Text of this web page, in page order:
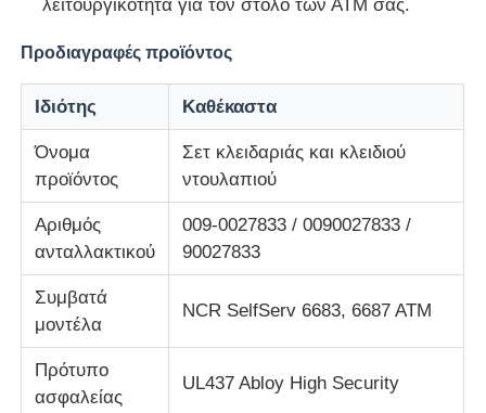
Τμήματα ATM Diebold
Ανταλλακτικά NCR ATM
Ανταλλακτικά Wincor ATM
Τμήματα ΑΤΜ Hyosung
Τμήματα Fujitsu ATM
Τμήματα ATM Hitachi
λειτουργικότητα για τον στόλο των ΑΤΜ σας.
Προδιαγραφές προϊόντος
Ιδιότης Καθέκαστα
Όνομα
προϊόντος
Σετ κλειδαριάς και κλειδιού
ντουλαπιού
Αριθμός
ανταλλακτικού
009-0027833 / 0090027833 /
90027833
Συμβατά
μοντέλα
NCR SelfServ 6683, 6687 ATM
Πρότυπο
ασφαλείας
UL437 Abloy High Security